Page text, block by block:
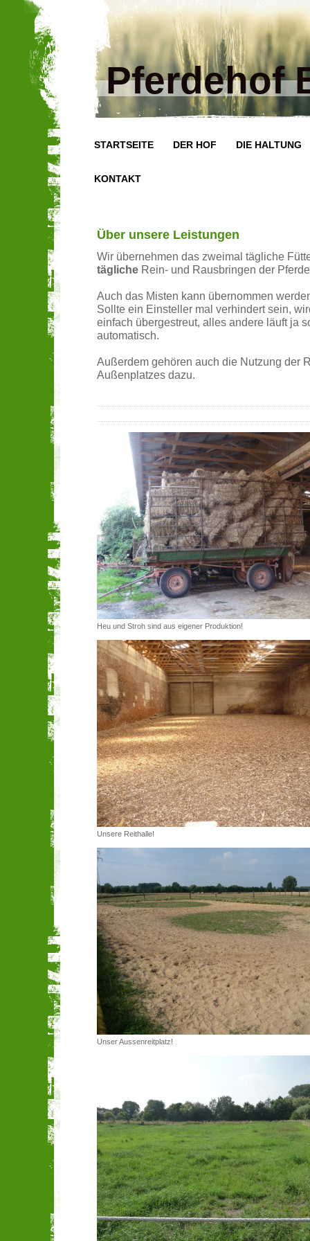
Pferdehof
STARTSEITE DER HOF DIE HALTUNG
KONTAKT
Über unsere Leistungen
Wir übernehmen das zweimal tägliche
tägliche Rein- und Rausbringen der
Auch das Misten kann übernommen
Sollte ein Einsteller mal verhindert sein,
einfach übergestreut, alles andere läuft ja
automatisch.
Außerdem gehören auch die Nutzung der
Außenplatzes dazu.
Heu und Stroh sind aus eigener Produktion!
Unsere Reithalle!
Unser Aussenreitplatz!